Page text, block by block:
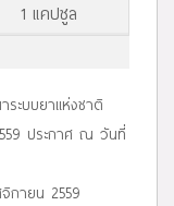
1 แคปซูล
ะบบยาแห่งชาติ
ประกาศ ณ วันที่
กายน 2559